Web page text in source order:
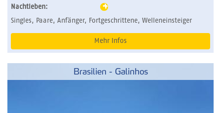
Nachtleben:
Singles, Paare, Anfänger, Fortgeschrittene, Welleneinsteiger
Mehr Infos
Brasilien - Galinhos